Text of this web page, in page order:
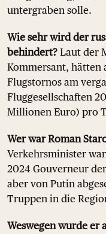
untergraben solle.
Wie sehr wird der
behindert? Laut der
Kommersant, hätten
Flugstornos am
Fluggesellschaften
Millionen Euro) pro
Wer war Roman
Verkehrsminister
2024 Gouverneur
aber von Putin
Truppen in die
Weswegen wurde er